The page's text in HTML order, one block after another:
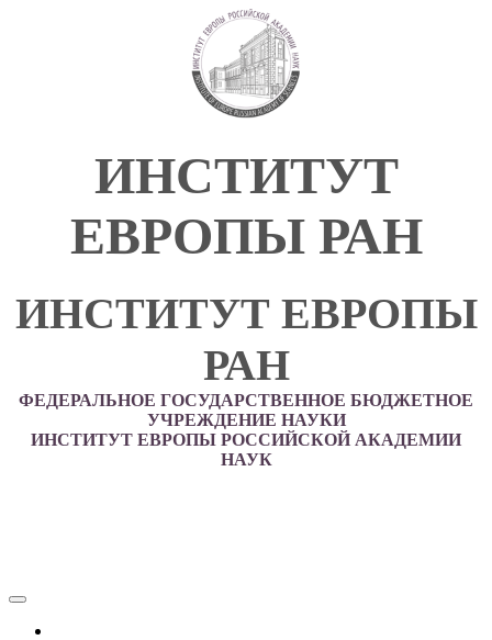
ИНСТИТУТ
ЕВРОПЫ РАН
ИНСТИТУТ ЕВРОПЫ
РАН
ФЕДЕРАЛЬНОЕ ГОСУДАРСТВЕННОЕ БЮДЖЕТНОЕ
УЧРЕЖДЕНИЕ НАУКИ
ИНСТИТУТ ЕВРОПЫ РОССИЙСКОЙ АКАДЕМИИ
НАУК